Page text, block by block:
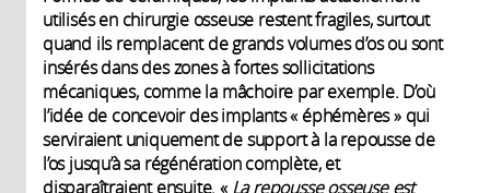
utilisés en chirurgie osseuse restent fragiles, surtout
quand ils remplacent de grands volumes d’os ou sont
insérés dans des zones à fortes sollicitations
mécaniques, comme la mâchoire par exemple. D’où
l’idée de concevoir des implants « éphémères » qui
serviraient uniquement de support à la repousse de
l’os jusqu’à sa régénération complète, et
disparaîtraient ensuite. « La repousse osseuse est